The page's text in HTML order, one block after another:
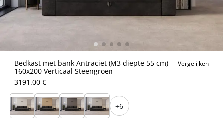
Bedkast met bank Antraciet (M3 diepte 55 cm)
160x200 Verticaal Steengroen
Vergelijken
3191.00 €
+6